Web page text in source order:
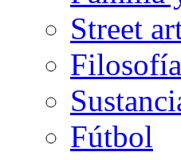
Street
Filosofía
Fútbol